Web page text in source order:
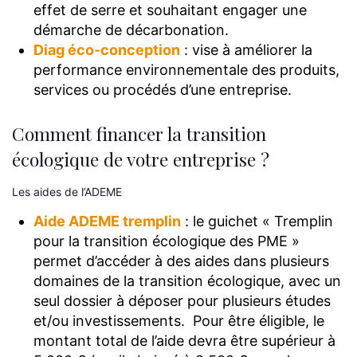
effet de serre et souhaitant engager une
démarche de décarbonation.
Diag éco-conception : vise à améliorer la
performance environnementale des produits,
services ou procédés d’une entreprise.
Comment financer la transition
écologique de votre entreprise ?
Les aides de l’ADEME
Aide ADEME tremplin : le guichet « Tremplin
pour la transition écologique des PME »
permet d’accéder à des aides dans plusieurs
domaines de la transition écologique, avec un
seul dossier à déposer pour plusieurs études
et/ou investissements. Pour être éligible, le
montant total de l’aide devra être supérieur à